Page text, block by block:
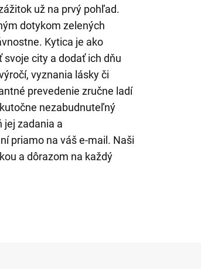
už na prvý pohľad.
dotykom zelených
Kytica je ako
city a dodať ich dňu
vyznania lásky či
prevedenie zručne ladí
nezabudnuteľný
jej zadania a
priamo na váš e-mail. Naši
a dôrazom na každý